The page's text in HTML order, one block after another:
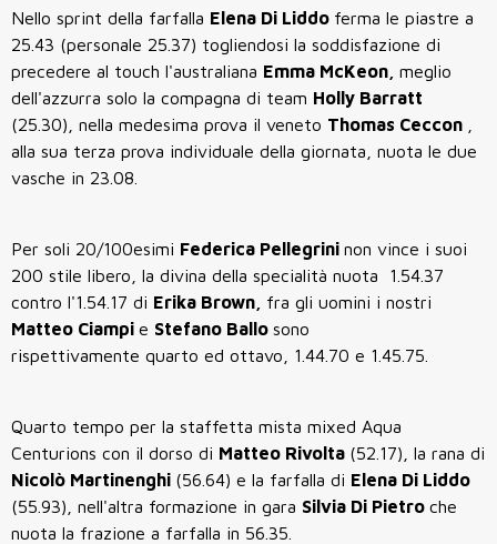
Nello sprint della farfalla Elena Di Liddo ferma le piastre a
25.43 (personale 25.37) togliendosi la soddisfazione di
precedere al touch l'australiana Emma McKeon, meglio
dell'azzurra solo la compagna di team Holly Barratt
(25.30), nella medesima prova il veneto Thomas Ceccon
alla sua terza prova individuale della giornata, nuota le due
vasche in 23.08.
Per soli 20/100esimi Federica Pellegrini non vince i suoi
200 stile libero, la divina della specialità nuota 1.54.37
contro l'1.54.17 di Erika Brown, fra gli uomini i nostri
Matteo Ciampi e Stefano Ballo sono
rispettivamente quarto ed ottavo, 1.44.70 e 1.45.75.
Quarto tempo per la staffetta mista mixed Aqua
Centurions con il dorso di Matteo Rivolta (52.17), la rana di
Nicolò Martinenghi (56.64) e la farfalla di Elena Di Liddo
(55.93), nell'altra formazione in gara Silvia Di Pietro che
nuota la frazione a farfalla in 56.35.